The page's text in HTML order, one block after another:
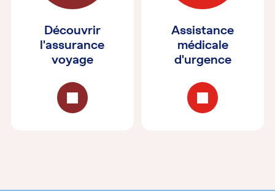
Découvrir
l'assurance
voyage
Assistance
médicale
d'urgence